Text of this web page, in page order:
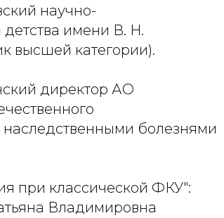
научно-
детства имени В. Н.
высшей категории).
директор АО
болезнями
при классической ФКУ":
Владимировна